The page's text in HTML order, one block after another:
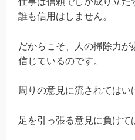
誰も信用はしません。
だからこそ、人の掃除力
信じているのです。
周りの意見に流されてはい
足を引っ張る意見に負けて